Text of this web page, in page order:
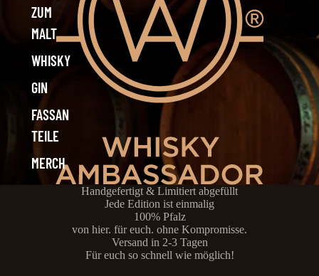
ZUM
MALT
WHISKY
GIN
FASSAN
TEILE
MERCH
Handgefertigt & Limitiert abgefüllt
Jede Edition ist einmalig
100% Pfalz
von hier. für euch. ohne Kompromisse.
Versand in 2-3 Tagen
Für euch so schnell wie möglich!